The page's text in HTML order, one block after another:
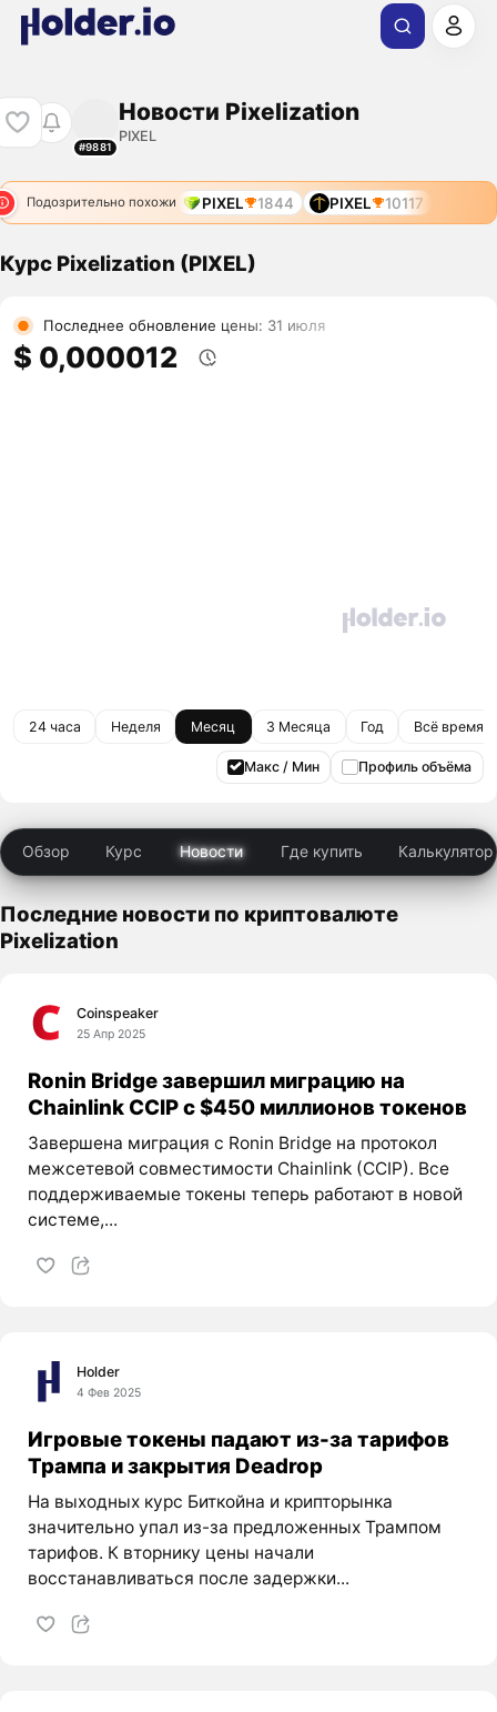
#9881
Новости Pixelization
PIXEL
Подозрительно похожи PIXEL 1844 PIXEL 10117
Курс Pixelization (PIXEL)
Последнее обновление цены: 31 июля
$ 0,000012
24 часа Неделя Месяц 3 Месяца Год Всё время
Макс / Мин Профиль объёма
Обзор Курс Новости Где купить Калькулятор
Последние новости по криптовалюте
Pixelization
Coinspeaker
25 Апр 2025
Ronin Bridge завершил миграцию на
Chainlink CCIP с $450 миллионов токенов
Завершена миграция с Ronin Bridge на протокол
межсетевой совместимости Chainlink (CCIP). Все
поддерживаемые токены теперь работают в новой
системе,...
Holder
4 Фев 2025
Игровые токены падают из-за тарифов
Трампа и закрытия Deadrop
На выходных курс Биткойна и крипторынка
значительно упал из-за предложенных Трампом
тарифов. К вторнику цены начали
восстанавливаться после задержки...